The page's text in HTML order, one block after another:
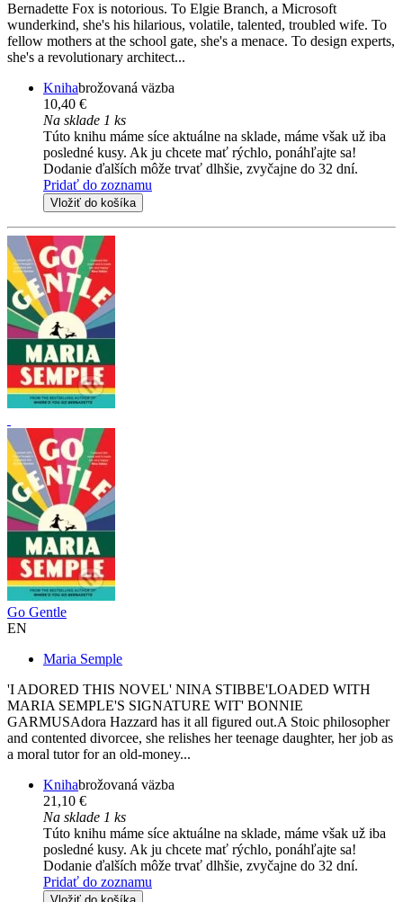
Bernadette Fox is notorious. To Elgie Branch, a Microsoft
wunderkind, she's his hilarious, volatile, talented, troubled wife. To
fellow mothers at the school gate, she's a menace. To design experts,
she's a revolutionary architect...
Knihabrožovaná väzba
10,40 €
Na sklade 1 ks
Túto knihu máme síce aktuálne na sklade, máme však už iba
posledné kusy. Ak ju chcete mať rýchlo, ponáhľajte sa!
Dodanie ďalších môže trvať dlhšie, zvyčajne do 32 dní.
Pridať do zoznamu
Vložiť do košíka
Go Gentle
EN
Maria Semple
'I ADORED THIS NOVEL' NINA STIBBE'LOADED WITH
MARIA SEMPLE'S SIGNATURE WIT' BONNIE
GARMUSAdora Hazzard has it all figured out.A Stoic philosopher
and contented divorcee, she relishes her teenage daughter, her job as
a moral tutor for an old-money...
Knihabrožovaná väzba
21,10 €
Na sklade 1 ks
Túto knihu máme síce aktuálne na sklade, máme však už iba
posledné kusy. Ak ju chcete mať rýchlo, ponáhľajte sa!
Dodanie ďalších môže trvať dlhšie, zvyčajne do 32 dní.
Pridať do zoznamu